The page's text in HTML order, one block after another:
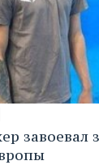
завоевал